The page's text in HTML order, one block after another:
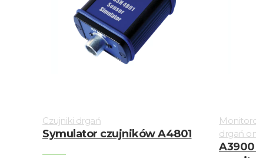
Czujniki drgań
Symulator czujników A4801
drgań
A3900